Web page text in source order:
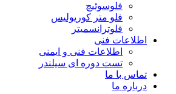
فلوسوئیچ
فلو متر کوریولیس
فلوترانسمیتر
اطلاعات فنی
اطلاعات فنی و ایمنی
تست دوره ای سیلندر
تماس با ما
درباره ما